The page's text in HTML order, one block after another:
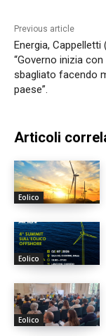
Previous article
Energia, Cappelletti
“Governo inizia
sbagliato facendo
paese”.
Articoli
Eolico
Eolico
Eolico